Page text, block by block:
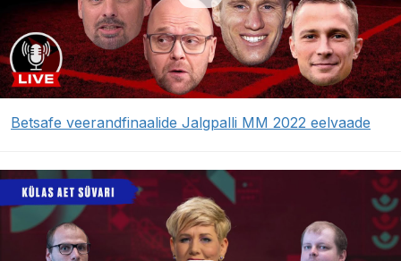
Betsafe veerandfinaalide Jalgpalli MM 2022 eelvaade